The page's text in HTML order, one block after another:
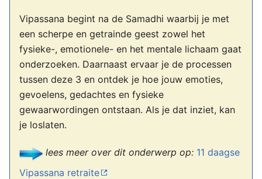
Vipassana begint na de Samadhi waarbij je met
een scherpe en getrainde geest zowel het
fysieke-, emotionele- en het mentale lichaam gaat
onderzoeken. Daarnaast ervaar je de processen
tussen deze 3 en ontdek je hoe jouw emoties,
gevoelens, gedachtes en fysieke
gewaarwordingen ontstaan. Als je dat inziet, kan
je loslaten.
lees meer over dit onderwerp op: 11 daagse
Vipassana retraite